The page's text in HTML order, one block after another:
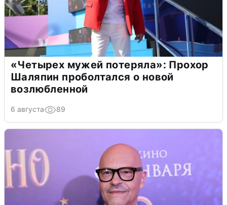
«Четырех мужей потеряла»: Прохор
Шаляпин проболтался о новой
возлюбленной
6 августа 89